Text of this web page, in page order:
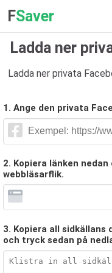
FSaver
Ladda ner
Ladda ner privata
1. Ange den privata
2. Kopiera länken
webbläsarflik.
3. Kopiera all
och tryck sedan på